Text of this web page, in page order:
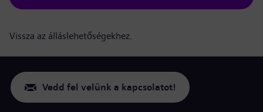
Vissza az álláslehetőségekhez.
Vedd fel velünk a kapcsolatot!